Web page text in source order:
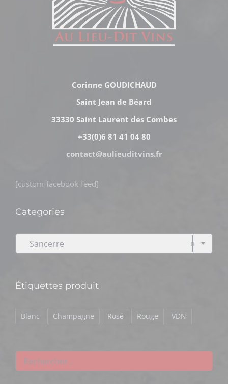
Corinne GOUDICHAUD
Saint Jean de Béard
33330 Saint Laurent des Combes
+33(0)6 81 41 04 80
contact@aulieuditvins.fr
[custom-facebook-feed]
Categories
×
Sancerre
Étiquettes produit
Blanc Champagne Rosé Rouge VDN